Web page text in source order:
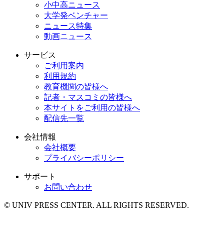
小中高ニュース
大学発ベンチャー
ニュース特集
動画ニュース
サービス
ご利用案内
利用規約
教育機関の皆様へ
記者・マスコミの皆様へ
本サイトをご利用の皆様へ
配信先一覧
会社情報
会社概要
プライバシーポリシー
サポート
お問い合わせ
© UNIV PRESS CENTER. ALL RIGHTS RESERVED.